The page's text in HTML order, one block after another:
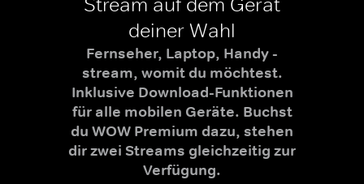
deiner Wahl
Fernseher, Laptop, Handy -
stream, womit du möchtest.
Inklusive Download-Funktionen
für alle mobilen Geräte. Buchst
du WOW Premium dazu, stehen
dir zwei Streams gleichzeitig zur
Verfügung.